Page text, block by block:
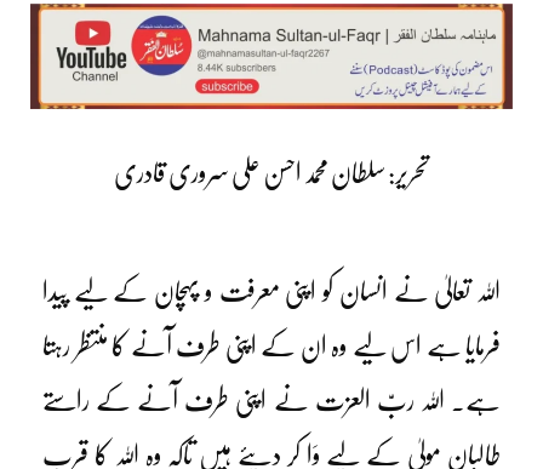
تحریر: سلطان محمد احسن علی سروری قادری
اللہ تعالیٰ نے انسان کو اپنی معرفت و پہچان کے لیے پیدا
فرمایا ہے اس لیے وہ ان کے اپنی طرف آنے کا منتظر رہتا
ہے۔ اللہ ربّ العزت نے اپنی طرف آنے کے راستے
طالبانِ مولیٰ کے لیے وَا کر دیئے ہیں تاکہ وہ اللہ کا قرب